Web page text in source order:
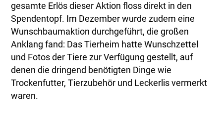
gesamte Erlös dieser Aktion floss direkt in den
Spendentopf. Im Dezember wurde zudem eine
Wunschbaumaktion durchgeführt, die großen
Anklang fand: Das Tierheim hatte Wunschzettel
und Fotos der Tiere zur Verfügung gestellt, auf
denen die dringend benötigten Dinge wie
Trockenfutter, Tierzubehör und Leckerlis vermerkt
waren.